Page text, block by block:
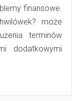
finansowe.
może
terminów
dodatkowymi